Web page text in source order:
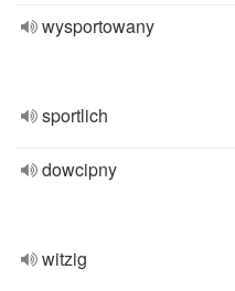
wysportowany
sportlich
dowcipny
witzig